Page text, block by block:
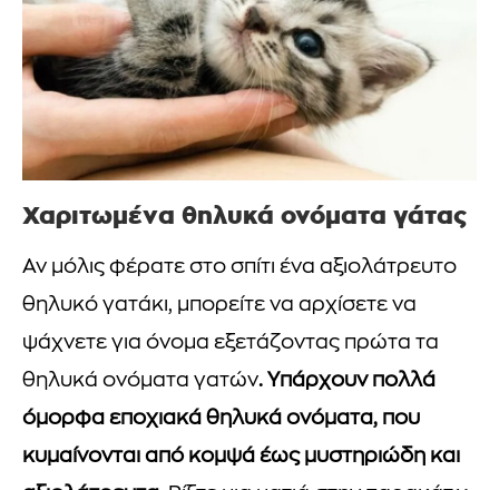
Χαριτωμένα θηλυκά ονόματα γάτας
Αν μόλις φέρατε στο σπίτι ένα αξιολάτρευτο
θηλυκό γατάκι, μπορείτε να αρχίσετε να
ψάχνετε για όνομα εξετάζοντας πρώτα τα
θηλυκά ονόματα γατών. Υπάρχουν πολλά
όμορφα εποχιακά θηλυκά ονόματα, που
κυμαίνονται από κομψά έως μυστηριώδη και